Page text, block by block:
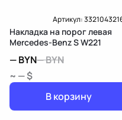
Артикул:
Накладка на порог левая
Mercedes-Benz S W221
—BYN—BYN
~ — $
В корзину